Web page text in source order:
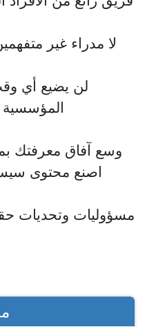
لا مدراء غير
لن يضيع أي
المؤسسية
وسع آفاق معرفتك
اصنع محتوى
مسؤوليات وتحديات